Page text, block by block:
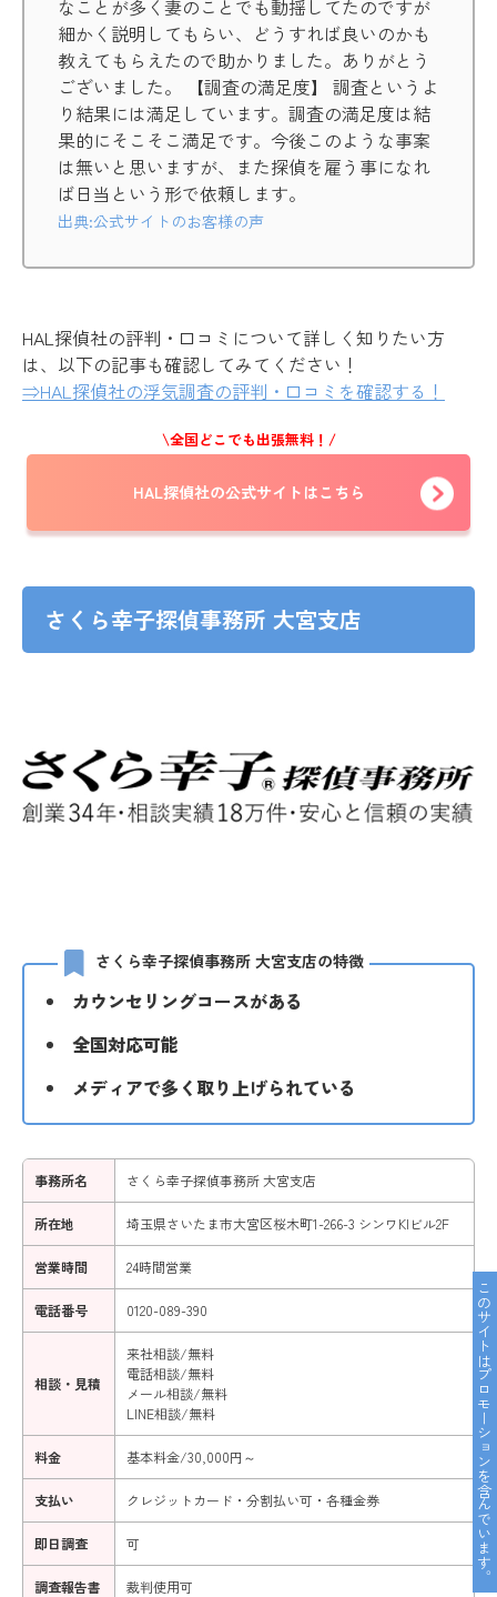
なことが多く妻のことでも動揺してたのですが
細かく説明してもらい、どうすれば良いのかも
教えてもらえたので助かりました。ありがとう
ございました。 【調査の満足度】 調査というよ
り結果には満足しています。調査の満足度は結
果的にそこそこ満足です。今後このような事案
は無いと思いますが、また探偵を雇う事になれ
ば日当という形で依頼します。
出典:公式サイトのお客様の声
HAL探偵社の評判・口コミについて詳しく知りたい方
は、以下の記事も確認してみてください！
⇒HAL探偵社の浮気調査の評判・口コミを確認する！
\全国どこでも出張無料！/
HAL探偵社の公式サイトはこちら
さくら幸子探偵事務所 大宮支店
さくら幸子探偵事務所 大宮支店の特徴
カウンセリングコースがある
全国対応可能
メディアで多く取り上げられている
事務所名 さくら幸子探偵事務所 大宮支店
所在地 埼玉県さいたま市大宮区桜木町1-266-3 シンワKIビル2F
営業時間 24時間営業
電話番号 0120-089-390
相談・見積
来社相談/無料
電話相談/無料
メール相談/無料
LINE相談/無料
料金 基本料金/30,000円～
支払い クレジットカード・分割払い可・各種金券
即日調査 可
調査報告書 裁判使用可
このサイトはプロモーションを含んでいます。